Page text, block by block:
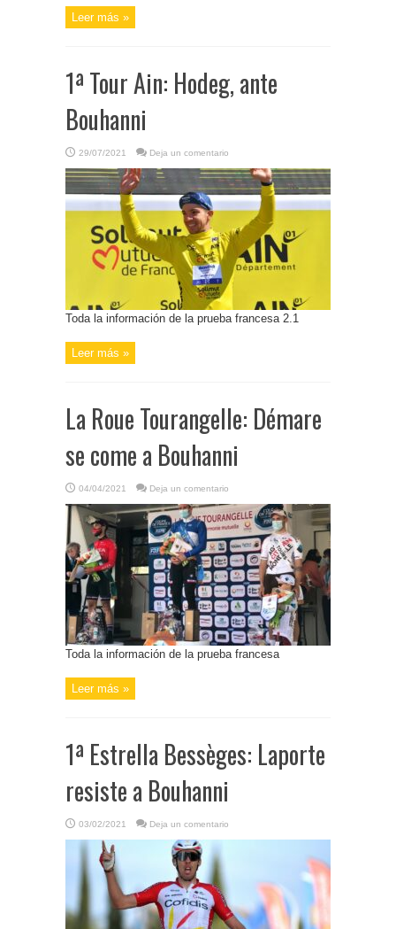
Leer más »
1ª Tour Ain: Hodeg, ante
Bouhanni
29/07/2021 Deja un comentario
Toda la información de la prueba francesa 2.1
Leer más »
La Roue Tourangelle: Démare
se come a Bouhanni
04/04/2021 Deja un comentario
Toda la información de la prueba francesa
Leer más »
1ª Estrella Bessèges: Laporte
resiste a Bouhanni
03/02/2021 Deja un comentario